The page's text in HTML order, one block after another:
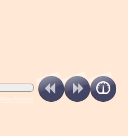
ReadSpeaker